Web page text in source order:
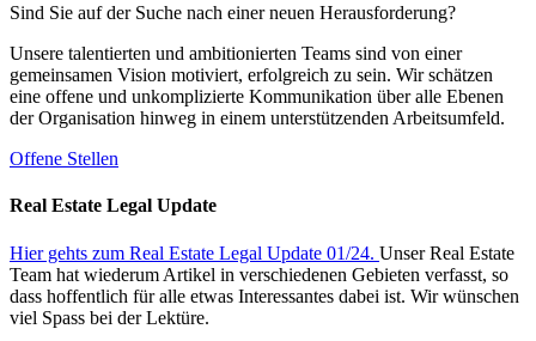
Sind Sie auf der Suche nach einer neuen Herausforderung?
Unsere talentierten und ambitionierten Teams sind von einer
gemeinsamen Vision motiviert, erfolgreich zu sein. Wir schätzen
eine offene und unkomplizierte Kommunikation über alle Ebenen
der Organisation hinweg in einem unterstützenden Arbeitsumfeld.
Offene Stellen
Real Estate Legal Update
Hier gehts zum Real Estate Legal Update 01/24. Unser Real Estate
Team hat wiederum Artikel in verschiedenen Gebieten verfasst, so
dass hoffentlich für alle etwas Interessantes dabei ist. Wir wünschen
viel Spass bei der Lektüre.